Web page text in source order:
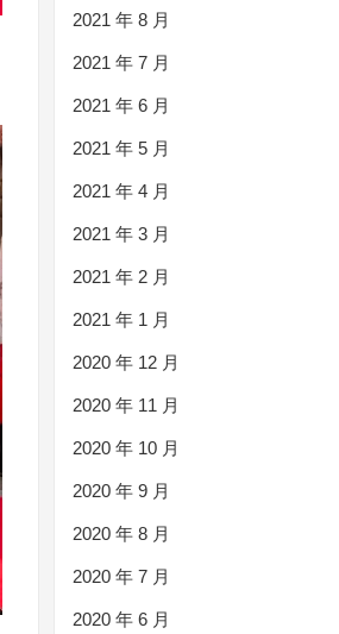
2021 年 8 月
2021 年 7 月
2021 年 6 月
2021 年 5 月
2021 年 4 月
2021 年 3 月
2021 年 2 月
2021 年 1 月
2020 年 12 月
2020 年 11 月
2020 年 10 月
2020 年 9 月
2020 年 8 月
2020 年 7 月
2020 年 6 月